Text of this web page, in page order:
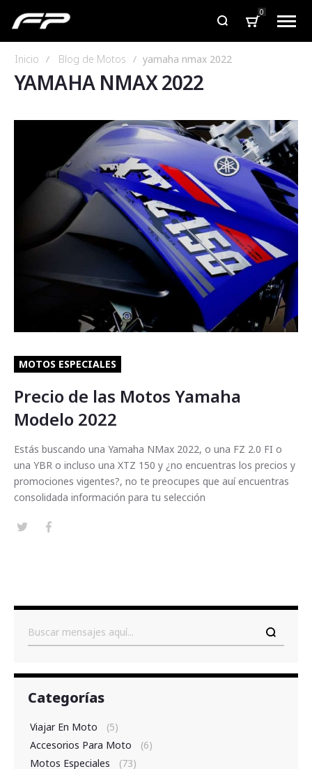
0
Inicio Blog de Motos yamaha nmax 2022
YAMAHA NMAX 2022
MOTOS ESPECIALES
Precio de las Motos Yamaha
Modelo 2022
Estás buscando una Yamaha NMax 2022, o una FZ 2.0 FI o
una YBR o incluso una XTZ 150 y ¿no encuentras los precios y
promociones vigentes?, no te preocupes que auí encuentras
consolidada información para tu selección
Buscar
Categorías
Viajar En Moto
(5)
Accesorios Para Moto
(6)
Motos Especiales
(73)